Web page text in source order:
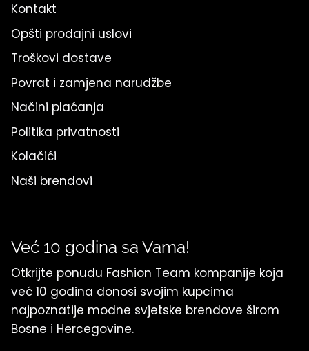
Kontakt
Opšti prodajni uslovi
Troškovi dostave
Povrat i zamjena narudžbe
Načini plaćanja
Politika privatnosti
Kolačići
Naši brendovi
Već 10 godina sa Vama!
Otkrijte ponudu Fashion Team kompanije koja
već 10 godina donosi svojim kupcima
najpoznatije modne svjetske brendove širom
Bosne i Hercegovine.